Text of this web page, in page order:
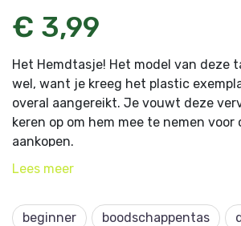
€ 3,99
Het Hemdtasje! Het model van deze
wel, want je kreeg het plastic
overal aangereikt. Je vouwt deze
keren op om hem mee te nemen
aankopen.
Dit artikel komt uit
Lees meer
beginner boodschappentas